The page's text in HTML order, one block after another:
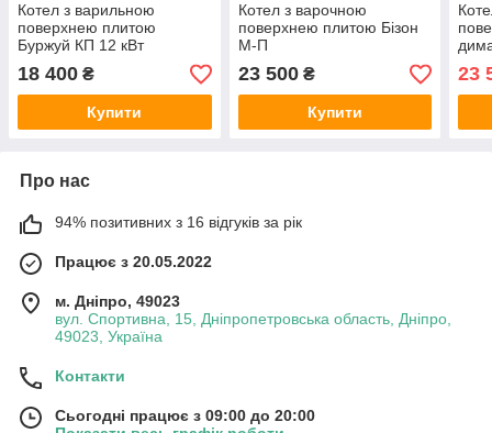
Котел з варильною
поверхнею плитою
Буржуй КП 12 кВт
18 400 ₴
Купити
Котел з варочною
поверхнею плитою Бізон
М-П
23 500₴
Купити
23
Про нас
94% позитивних з 16 відгуків за рік
Працює з 20.05.2022
м. Дніпро, 49023
вул. Спортивна, 15, Дніпропетровська область, Дніпро,
49023, Україна
Контакти
Сьогодні працює з 09:00 до 20:00